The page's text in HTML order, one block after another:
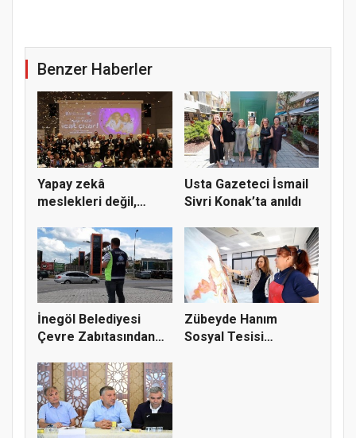
Benzer Haberler
Yapay zekâ
meslekleri değil,
Usta Gazeteci İsmail
Sivri Konak’ta anıldı
İnegöl Belediyesi
Çevre Zabıtasından
Zübeyde Hanım
Sosyal Tesisi